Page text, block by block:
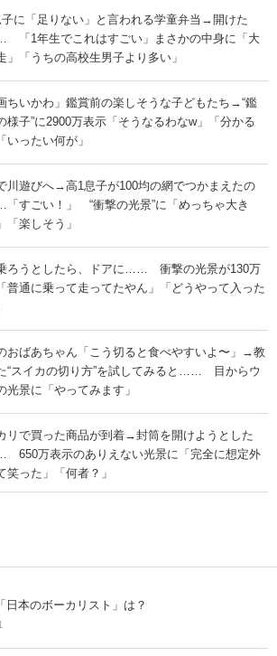
に「足りない」と言われる学童弁当→開けた
「1年生でこれはすごい」まさかの中身に「大
」「うちの高校生男子より多い」
ちいかわ」鑑賞前の楽しそうな子どもたち→“鑑
様子”に2900万表示「そうなるわなw」「分かる
いったい何が」
川遊びへ→高1息子が100均の網でつかまえたの
すごい！」 “衝撃の光景”に「めっちゃ大き
「楽しそう」
ろうとしたら、ドアに…… 衝撃の光景が130万
普通に乗って走ってたやん」「どうやって入った
おばあちゃん「こう切ると食べやすいよ〜」→教
“スイカの切り方”を試してみると…… 目からウ
光景に「やってみます」
リで買った商品が到着→封筒を開けようとした
650万表示のありえない光景に「完全に想定外
笑った」「何者？」
日本のボーカリスト」は？